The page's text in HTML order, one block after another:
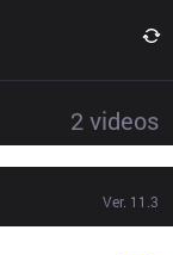
2 videos
Ver. 11.3